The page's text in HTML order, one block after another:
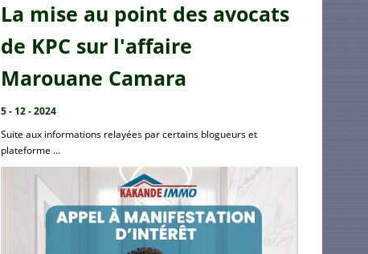
La mise au point des avocats
de KPC sur l'affaire
Marouane Camara
5 - 12 - 2024
Suite aux informations relayées par certains blogueurs et
plateforme ...